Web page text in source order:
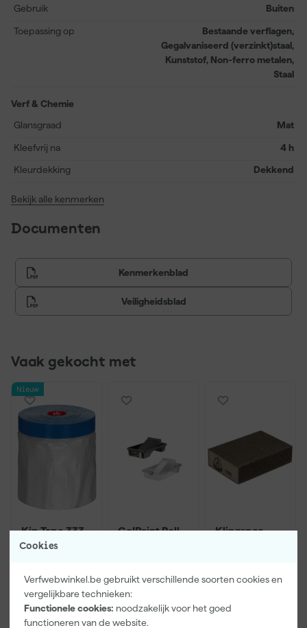
Cookies
Verfwebwinkel.be gebruikt verschillende soorten cookies en
vergelijkbare technieken:
Functionele cookies: noodzakelijk voor het goed
functioneren van de website.
het direct kunt gebruiken zonder aanvullende afwerkingslagen.
strak en egaal resultaat. Bovendien is de primer in alle kleuren
maakbaar, zodat je de grondlaag perfect kunt afstemmen op de
gewenste uitstraling van het project.
Gebruik
Buiten
Toepassing op
Bestaande verflagen,
Gegalvaniseerd (verzinkt)staal,
Kunststof, Non-ferro metalen,
Staal
Verf & Chemie
Glansgraad
Mat
Kleefvrij na 4 h
Kleurdekking Dekkend
Bekijk alle kenmerken
Documenten
Kenmerkenblad
Veiligheidsblad
Vaak gekocht met
Nieuw
Kip Tape 333-
30 Masker
Premium Plus
- Blauw -
300mm x
20m
Morgen
bezorgd
Go!Paint Roll
0,5L + 5
Inzetbakken
Morgen
Klingspor
P220
Morgen